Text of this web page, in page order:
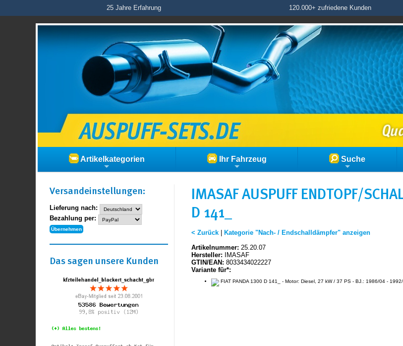
25 Jahre Erfahrung 120.000+ zufriedene Kunden
Artikelkategorien Ihr Fahrzeug Suche
IMASAF AUSPUFF ENDTOPF/
D 141_
< Zurück|
Kategorie "Nach- / Endschalldämpfer" anzeigen
Artikelnummer: 25.20.07
Hersteller: IMASAF
GTIN/EAN: 8033434022227
Variante für*:
FIAT PANDA 1300 D 141_ - Motor: Diesel, 27 kW / 37 PS - BJ.: 1986/04 - 1992/
Versand­einstellungen:
Lieferung nach:
Bezahlung per:
Das sagen unsere Kunden